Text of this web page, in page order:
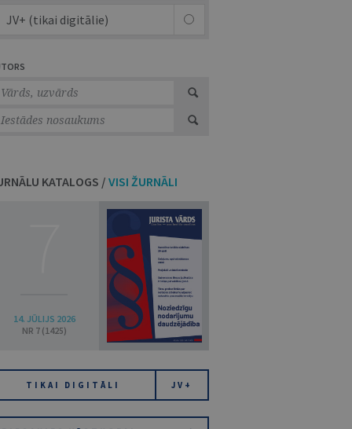
JV+ (tikai digitālie)
KATALOGS /VISI ŽURNĀLI
14. JŪLIJS 2026
NR 7 (1425)
TIKAI DIGITĀLI JV+